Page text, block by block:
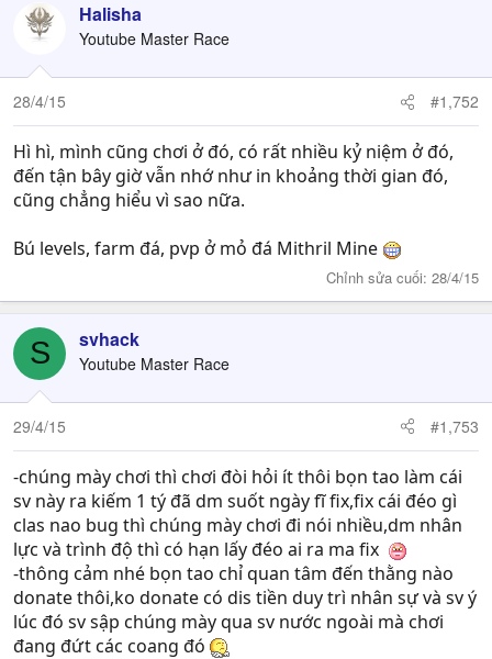
Halisha
Youtube Master Race
28/4/15 #1,752
Hì hì, mình cũng chơi ở đó, có rất nhiều kỷ niệm ở đó,
đến tận bây giờ vẫn nhớ như in khoảng thời gian đó,
cũng chẳng hiểu vì sao nữa.
Bú levels, farm đá, pvp ở mỏ đá Mithril Mine
Chỉnh sửa cuối: 28/4/15
S svhack
Youtube Master Race
29/4/15 #1,753
-chúng mày chơi thì chơi đòi hỏi ít thôi bọn tao làm cái
sv này ra kiếm 1 tý đã dm suốt ngày fĩ fix,fix cái đéo gì
clas nao bug thì chúng mày chơi đi nói nhiều,dm nhân
lực và trình độ thì có hạn lấy đéo ai ra ma fix
-thông cảm nhé bọn tao chỉ quan tâm đến thằng nào
donate thôi,ko donate có dis tiền duy trì nhân sự và sv ý
lúc đó sv sập chúng mày qua sv nước ngoài mà chơi
đang đứt các coang đó